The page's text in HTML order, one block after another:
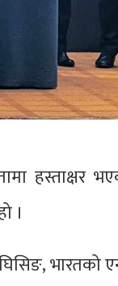
हस्ताक्षर
।
भारतको